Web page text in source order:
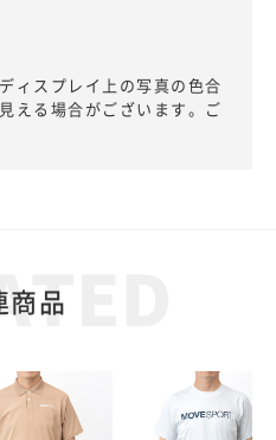
ィスプレイ上の写真の色合
える場合がございます。ご
商品